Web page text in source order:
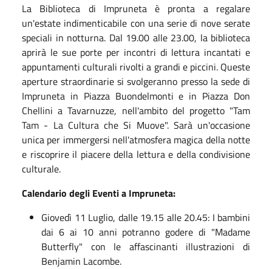
La Biblioteca di Impruneta è pronta a regalare
un'estate indimenticabile con una serie di nove serate
speciali in notturna. Dal 19.00 alle 23.00, la biblioteca
aprirà le sue porte per incontri di lettura incantati e
appuntamenti culturali rivolti a grandi e piccini. Queste
aperture straordinarie si svolgeranno presso la sede di
Impruneta in Piazza Buondelmonti e in Piazza Don
Chellini a Tavarnuzze, nell'ambito del progetto "Tam
Tam - La Cultura che Si Muove". Sarà un'occasione
unica per immergersi nell'atmosfera magica della notte
e riscoprire il piacere della lettura e della condivisione
culturale.
Calendario degli Eventi a Impruneta:
Giovedì 11 Luglio, dalle 19.15 alle 20.45: I bambini
dai 6 ai 10 anni potranno godere di "Madame
Butterfly" con le affascinanti illustrazioni di
Benjamin Lacombe.